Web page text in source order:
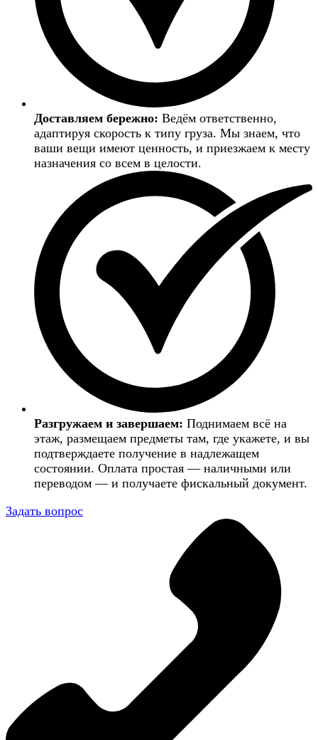
Доставляем бережно: Ведём ответственно,
адаптируя скорость к типу груза. Мы знаем, что
ваши вещи имеют ценность, и приезжаем к месту
назначения со всем в целости.
Разгружаем и завершаем: Поднимаем всё на
этаж, размещаем предметы там, где укажете, и вы
подтверждаете получение в надлежащем
состоянии. Оплата простая — наличными или
переводом — и получаете фискальный документ.
Задать вопрос